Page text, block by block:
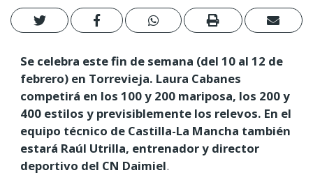
Se celebra este fin de semana (del 10 al 12 de
febrero) en Torrevieja. Laura Cabanes
competirá en los 100 y 200 mariposa, los 200 y
400 estilos y previsiblemente los relevos. En el
equipo técnico de Castilla-La Mancha también
estará Raúl Utrilla, entrenador y director
deportivo del CN Daimiel.